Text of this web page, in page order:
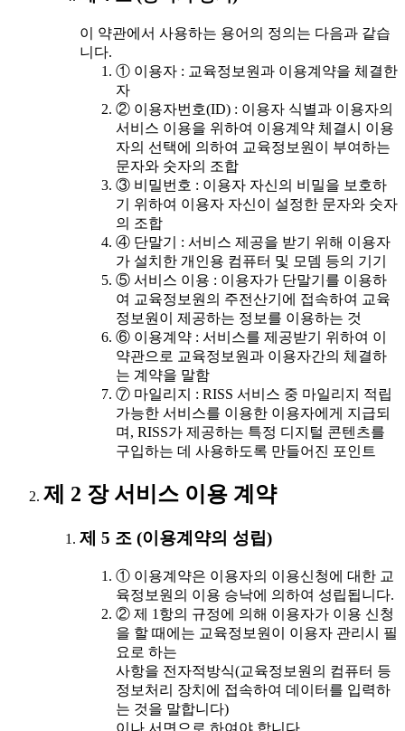
이 약관에서 사용하는 용어의 정의는 다음과 같습
니다.
① 이용자 : 교육정보원과 이용계약을 체결한
자
② 이용자번호(ID) : 이용자 식별과 이용자의
서비스 이용을 위하여 이용계약 체결시 이용
자의 선택에 의하여 교육정보원이 부여하는
문자와 숫자의 조합
③ 비밀번호 : 이용자 자신의 비밀을 보호하
기 위하여 이용자 자신이 설정한 문자와 숫자
의 조합
④ 단말기 : 서비스 제공을 받기 위해 이용자
가 설치한 개인용 컴퓨터 및 모뎀 등의 기기
⑤ 서비스 이용 : 이용자가 단말기를 이용하
여 교육정보원의 주전산기에 접속하여 교육
정보원이 제공하는 정보를 이용하는 것
⑥ 이용계약 : 서비스를 제공받기 위하여 이
약관으로 교육정보원과 이용자간의 체결하
는 계약을 말함
⑦ 마일리지 : RISS 서비스 중 마일리지 적립
가능한 서비스를 이용한 이용자에게 지급되
며, RISS가 제공하는 특정 디지털 콘텐츠를
구입하는 데 사용하도록 만들어진 포인트
제 2 장 서비스 이용 계약
제 5 조 (이용계약의 성립)
① 이용계약은 이용자의 이용신청에 대한 교
육정보원의 이용 승낙에 의하여 성립됩니다.
② 제 1항의 규정에 의해 이용자가 이용 신청
을 할 때에는 교육정보원이 이용자 관리시 필
요로 하는
사항을 전자적방식(교육정보원의 컴퓨터 등
정보처리 장치에 접속하여 데이터를 입력하
는 것을 말합니다)
이나 서면으로 하여야 합니다.